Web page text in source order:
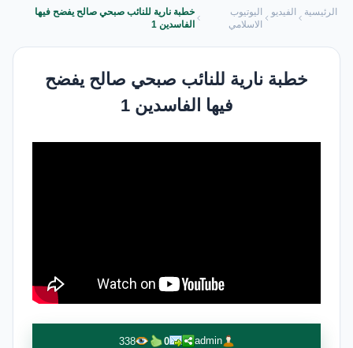
الرئيسية الفيديو
اليوتيوب
الاسلامي
خطبة نارية للنائب صبحي صالح يفضح فيها
الفاسدين 1
خطبة نارية للنائب صبحي صالح يفضح
فيها الفاسدين 1
admin
0
338